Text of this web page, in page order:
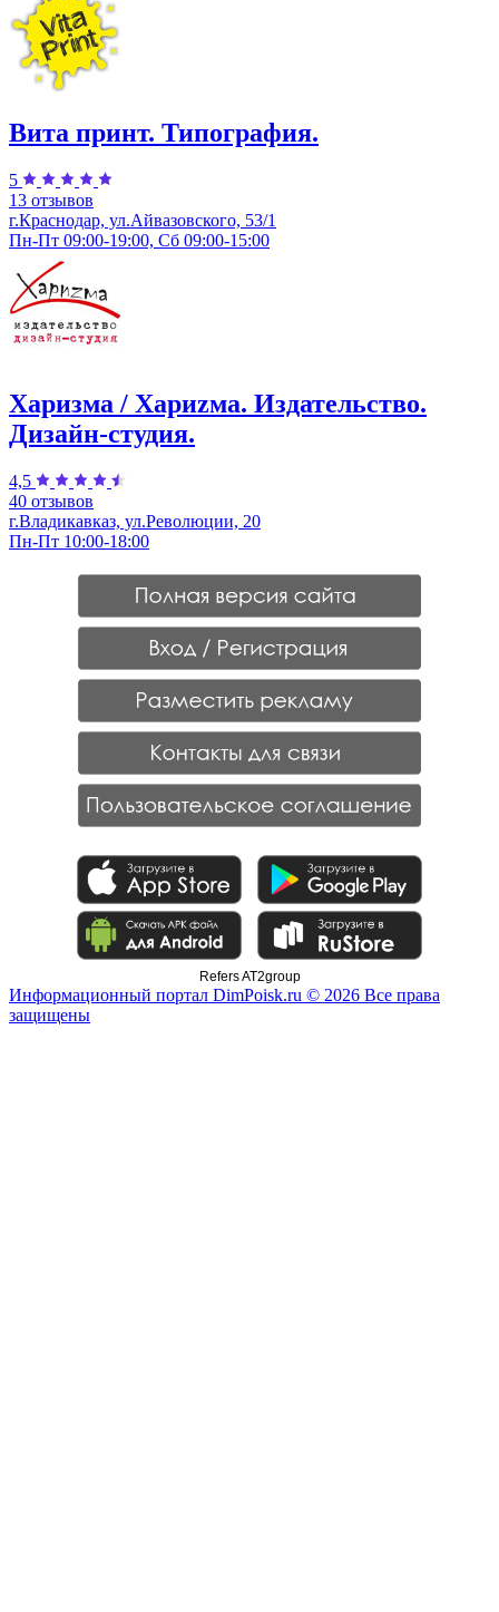
Вита принт. Типография.
5
13 отзывов
г.Краснодар, ул.​Айвазовского, 53/1
Пн-Пт 09:00-19:00, Сб 09:00-15:00
Харизма / Хариzма. Издательство.
Дизайн-студия.
4,5
40 отзывов
г.Владикавказ, ул.Революции, 20
Пн-Пт 10:00-18:00
Refers AT2group
Информационный портал DimPoisk.ru © 2026 Все права
защищены